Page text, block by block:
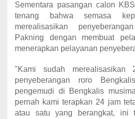
Sementara pasangan calon
tenang bahwa semasa
merealisasikan
Pakning dengan membuat
menerapkan pelayanan
"Kami sudah merealisasikan
penyeberangan roro
pengemudi di Bengkalis
pernah kami terapkan 24 jam
atau satu yang berangkat, ini